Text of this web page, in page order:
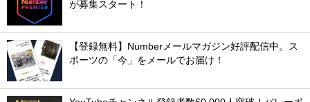
が募集スタート！
【登録無料】Numberメールマガジン好評配信中。ス
ポーツの「今」をメールでお届け！